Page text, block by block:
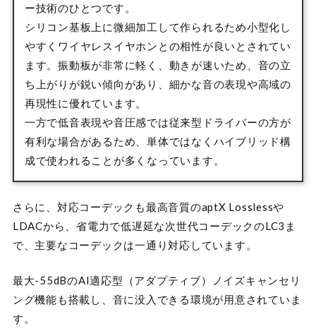
ー技術のひとつです。
シリコン基板上に微細加工して作られるため小型化し
やすくワイヤレスイヤホンとの相性が良いとされてい
ます。振動板が非常に軽く、動きが速いため、音の立
ち上がりが鋭い傾向があり、細かな音の表現や高域の
再現性に優れています。
一方で低音表現や音圧感では従来型ドライバーの方が
有利な場合があるため、単体ではなくハイブリッド構
成で使われることが多くなっています。
さらに、対応コーデックも最高音質のaptX Losslessや
LDACから、省電力で低遅延な次世代コーデックのLC3ま
で、主要なコーデックは一通り対応しています。
最大-55dBのAI適応型（アダプティブ）ノイズキャンセリ
ング機能も搭載し、音に没入できる環境が用意されていま
す。